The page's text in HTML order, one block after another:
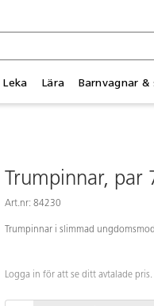
Leka Lära Barnvagnar
Trumpinnar, par
Art.nr: 84230
Trumpinnar i slimmad
Logga in för att se ditt avtalade pris.